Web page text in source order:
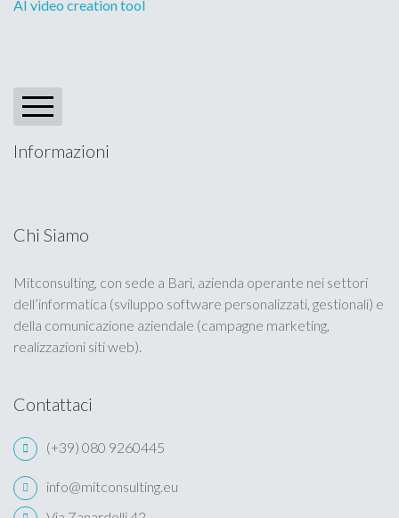
AI video creation tool
Privacy Policy
Informazioni
Chi Siamo
Mitconsulting, con sede a Bari, azienda operante nei settori
dell’informatica (sviluppo software personalizzati, gestionali) e
della comunicazione aziendale (campagne marketing,
realizzazioni siti web).
Contattaci
(+39) 080 9260445
info@mitconsulting.eu